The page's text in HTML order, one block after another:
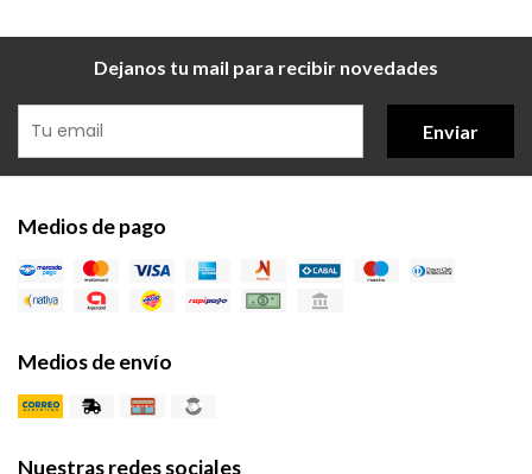
Dejanos tu mail para recibir novedades
Enviar
Medios de pago
Medios de envío
Nuestras redes sociales